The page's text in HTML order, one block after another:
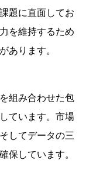
題に直面してお
を維持するため
あります。
組み合わせた包
ています。市場
してデータの三
保しています。